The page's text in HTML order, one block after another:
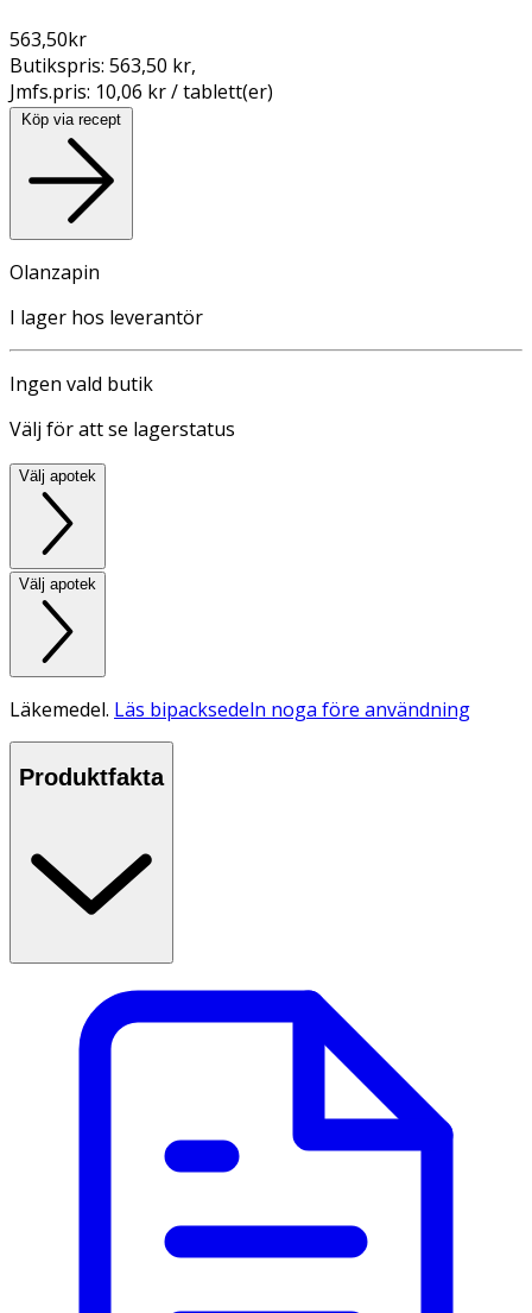
563,50kr
Butikspris: 563,50 kr,
Jmfs.pris: 10,06 kr / tablett(er)
Köp via recept
Olanzapin
I lager hos leverantör
Ingen vald butik
Välj för att se lagerstatus
Välj apotek
Välj apotek
Läkemedel. Läs bipacksedeln noga före användning
Produktfakta